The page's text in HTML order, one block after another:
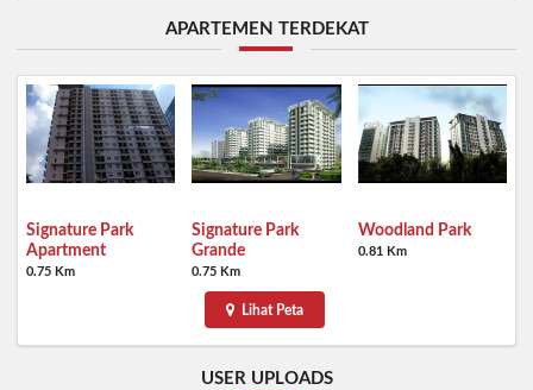
APARTEMEN TERDEKAT
Signature Park
Apartment
0.75 Km
Signature Park
Grande
0.75 Km
Woodland Park
0.81 Km
Lihat Peta
USER UPLOADS